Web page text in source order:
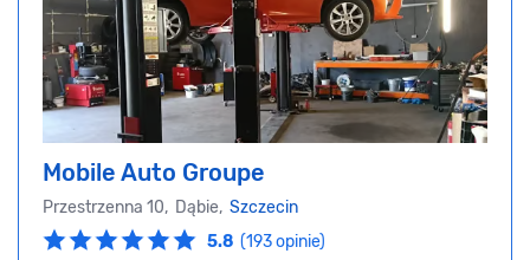
Mobile Auto Groupe
Przestrzenna 10, Dąbie, Szczecin
5.8 (193 opinie)